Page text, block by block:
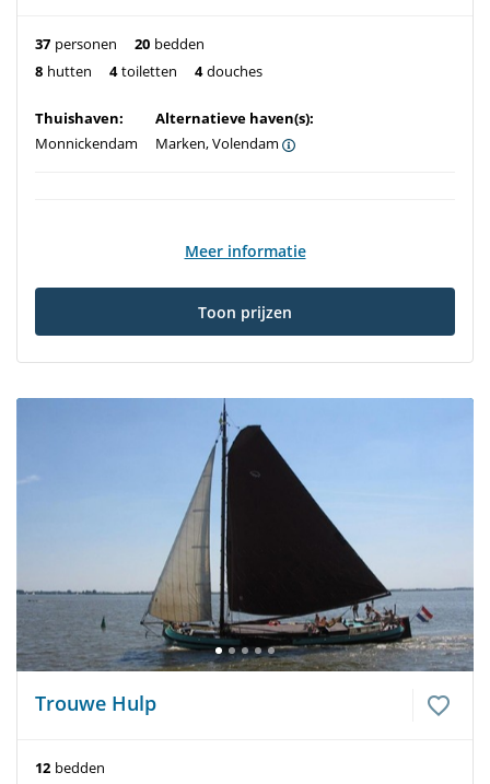
37 personen 20 bedden
8 hutten 4 toiletten 4 douches
Thuishaven:
Monnickendam
Alternatieve haven(s):
Marken, Volendam
Meer informatie
Toon prijzen
Trouwe Hulp
12 bedden